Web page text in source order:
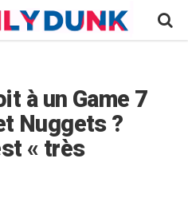
à un Game 7
Nuggets ?
« très